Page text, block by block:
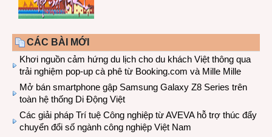
CÁC BÀI MỚI
Khơi nguồn cảm hứng du lịch cho du khách Việt thông qua
trải nghiệm pop-up cà phê từ Booking.com và Mille Mille
Mở bán smartphone gập Samsung Galaxy Z8 Series trên
toàn hệ thống Di Động Việt
Các giải pháp Trí tuệ Công nghiệp từ AVEVA hỗ trợ thúc đẩy
chuyển đổi số ngành công nghiệp Việt Nam